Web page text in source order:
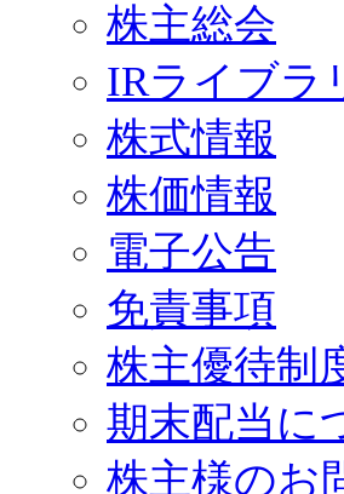
株主総会
IRライブラ
株式情報
株価情報
電子公告
免責事項
株主優待制
期末配当に
株主様のお